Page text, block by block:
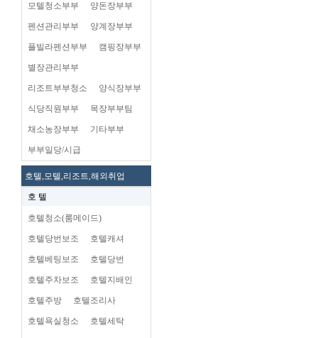
모텔청소부부 양돈장부부
펜션관리부부 양계장부부
플빌라펜션부부 캠핑장부부
별장관리부부
리조트부부청소 양식장부부
식당직원부부 목장부부팀
채소농장부부 기타부부
부부일당/시급
호텔,모텔,리조트,해외취업
호 텔
호텔청소(룸메이드)
호텔당번보조 호텔캐셔
호텔베팅보조 호텔당번
호텔주차보조 호텔지배인
호텔주방 호텔조리사
호텔욕실청소 호텔세탁